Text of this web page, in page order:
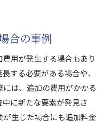
合の事例
用が発生する場合もあり
する必要がある場合や、
は、追加の費用がかかる
に新たな要素が発見さ
生じた場合にも追加料金